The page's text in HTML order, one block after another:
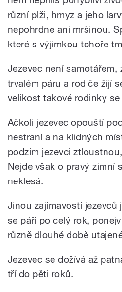
různí plži, hmyz a jeho
nepohrdne ani mršinou.
které s výjimkou tchoře
Jezevec není samotářem,
trvalém páru a rodiče žijí
velikost takové rodinky
Ačkoli jezevec opouští
nestraní a na klidných
podzim jezevci
Nejde však o pravý zimní
neklesá.
Jinou zajímavostí jezevců
se páří po celý rok,
různě dlouhé době
Jezevec se dožívá až
tří do pěti roků.